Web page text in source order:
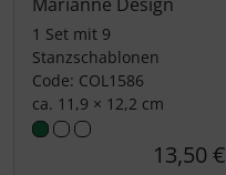
1 Set mit 9
Stanzschablonen
Code: COL1586
ca. 11,9 × 12,2 cm
13,50 €